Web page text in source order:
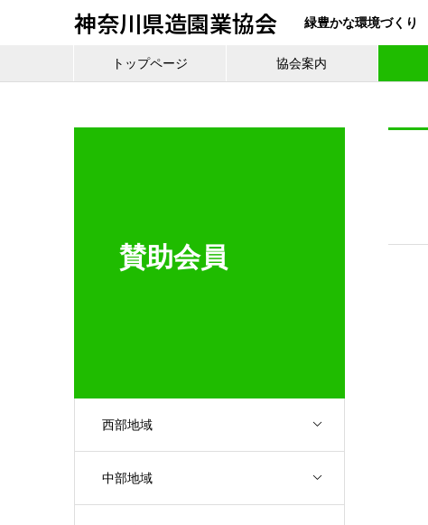
神奈川県造園業協会 緑豊かな環境づくり
トップページ 協会案内
賛助会員
西部地域
中部地域